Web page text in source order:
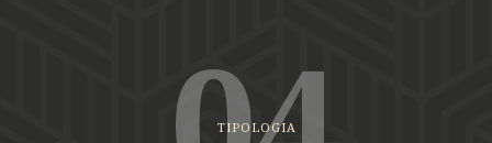
TIPOLOGIA